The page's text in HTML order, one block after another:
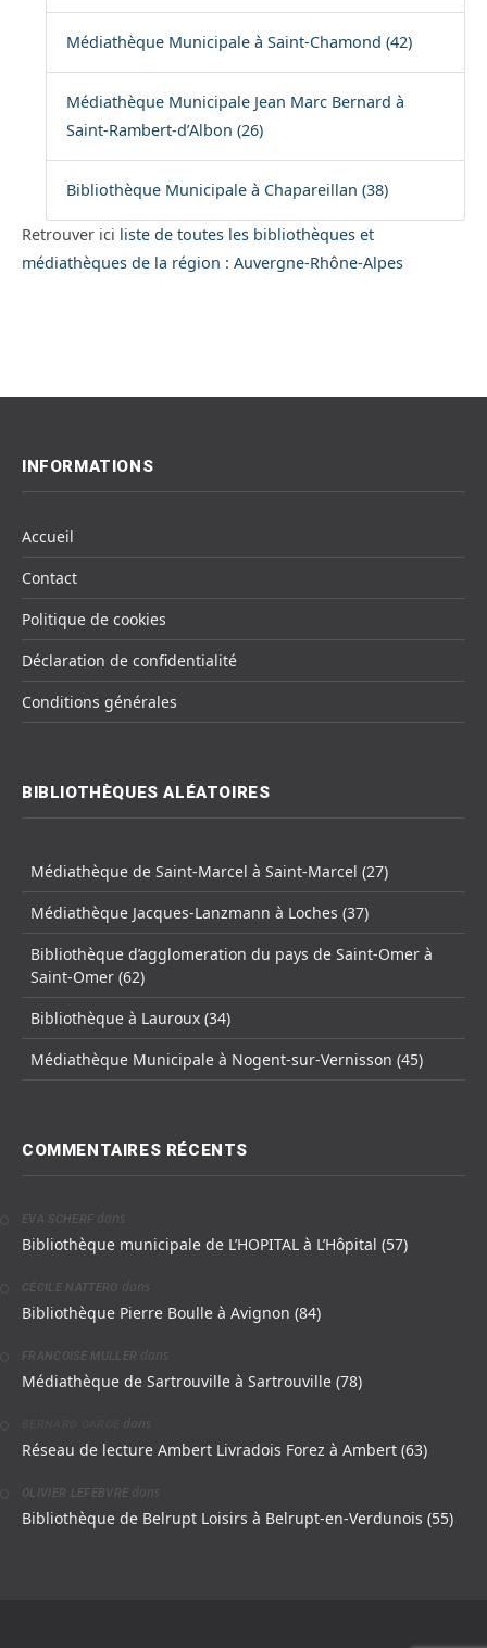
Médiathèque Municipale à Saint-Chamond (42)
Médiathèque Municipale Jean Marc Bernard à
Saint-Rambert-d’Albon (26)
Bibliothèque Municipale à Chapareillan (38)
Retrouver ici liste de toutes les bibliothèques et
médiathèques de la région : Auvergne-Rhône-Alpes
INFORMATIONS
Accueil
Contact
Politique de cookies
Déclaration de confidentialité
Conditions générales
BIBLIOTHÈQUES ALÉATOIRES
Médiathèque de Saint-Marcel à Saint-Marcel (27)
Médiathèque Jacques-Lanzmann à Loches (37)
Bibliothèque d’agglomeration du pays de Saint-Omer à
Saint-Omer (62)
Bibliothèque à Lauroux (34)
Médiathèque Municipale à Nogent-sur-Vernisson (45)
COMMENTAIRES RÉCENTS
EVA SCHERF dans
Bibliothèque municipale de L’HOPITAL à L’Hôpital (57)
CÉCILE NATTERO dans
Bibliothèque Pierre Boulle à Avignon (84)
FRANCOISE MULLER dans
Médiathèque de Sartrouville à Sartrouville (78)
dans
Réseau de lecture Ambert Livradois Forez à Ambert (63)
OLIVIER LEFEBVRE dans
Bibliothèque de Belrupt Loisirs à Belrupt-en-Verdunois (55)